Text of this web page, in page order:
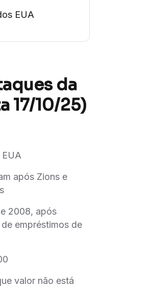
EUA
da
17/10/25)
após Zions e
2008, após
empréstimos de
valor não está